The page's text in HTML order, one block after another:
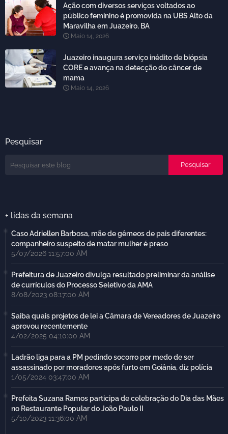
Ação com diversos serviços voltados ao
público feminino é promovida na UBS Alto da
Maravilha em Juazeiro, BA
Maio 14, 2026
Juazeiro inaugura serviço inédito de biópsia
CORE e avança na detecção do câncer de
mama
Maio 14, 2026
Pesquisar
+ lidas da semana
Caso Adriellen Barbosa, mãe de gêmeos de pais diferentes:
companheiro suspeito de matar mulher é preso
5/07/2026 11:57:00 AM
Prefeitura de Juazeiro divulga resultado preliminar da análise
de currículos do Processo Seletivo da AMA
8/08/2023 08:17:00 AM
Saiba quais projetos de lei a Câmara de Vereadores de Juazeiro
aprovou recentemente
4/02/2025 04:10:00 AM
Ladrão liga para a PM pedindo socorro por medo de ser
assassinado por moradores após furto em Goiânia, diz polícia
1/05/2024 03:47:00 AM
Prefeita Suzana Ramos participa de celebração do Dia das Mães
no Restaurante Popular do João Paulo II
5/10/2023 11:36:00 AM